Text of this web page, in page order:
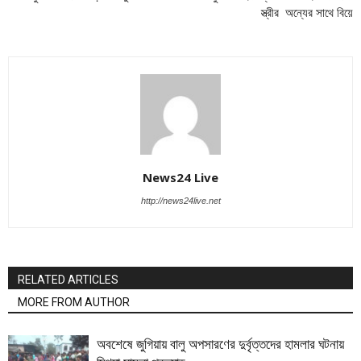
স্ত্রীর অন্যের সাথে বিয়ে
News24 Live
http://news24live.net
RELATED ARTICLES
MORE FROM AUTHOR
অবশেষে জুগিয়ায় বালু অপসারণের দুর্বৃত্তদের হামলার ঘটনায়